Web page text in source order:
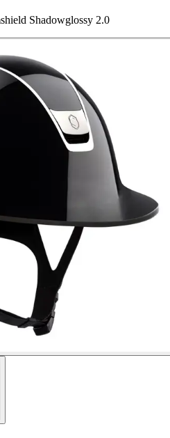
Shadowglossy 2.0